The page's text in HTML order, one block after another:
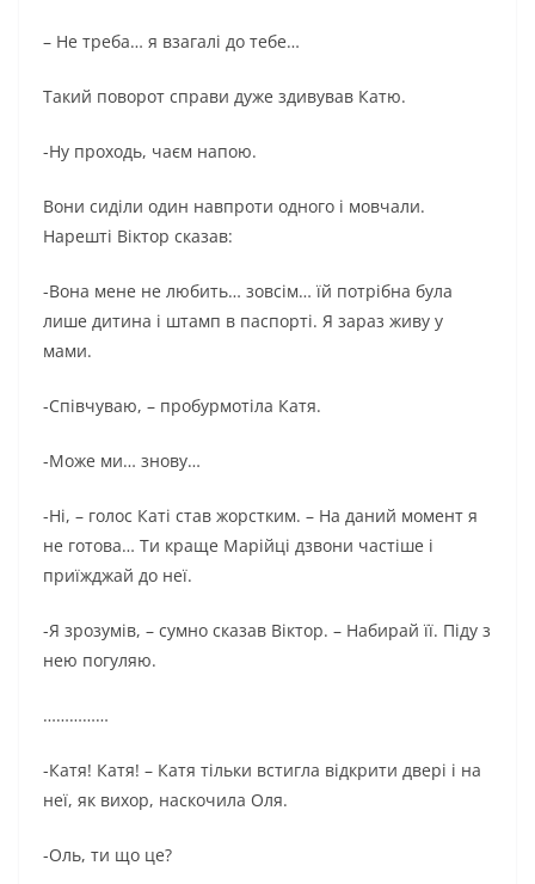
– Не треба… я взагалі до тебе…
Такий поворот справи дуже здивував Катю.
-Ну проходь, чаєм напою.
Вони сиділи один навпроти одного і мовчали.
Нарешті Віктор сказав:
-Вона мене не любить… зовсім… їй потрібна була
лише дитина і штамп в паспорті. Я зараз живу у
мами.
-Співчуваю, – пробурмотіла Катя.
-Може ми… знову…
-Ні, – голос Каті став жорстким. – На даний момент я
не готова… Ти краще Марійці дзвони частіше і
приїжджай до неї.
-Я зрозумів, – сумно сказав Віктор. – Набирай її. Піду з
нею погуляю.
……………
-Катя! Катя! – Катя тільки встигла відкрити двері і на
неї, як вихор, наскочила Оля.
-Оль, ти що це?